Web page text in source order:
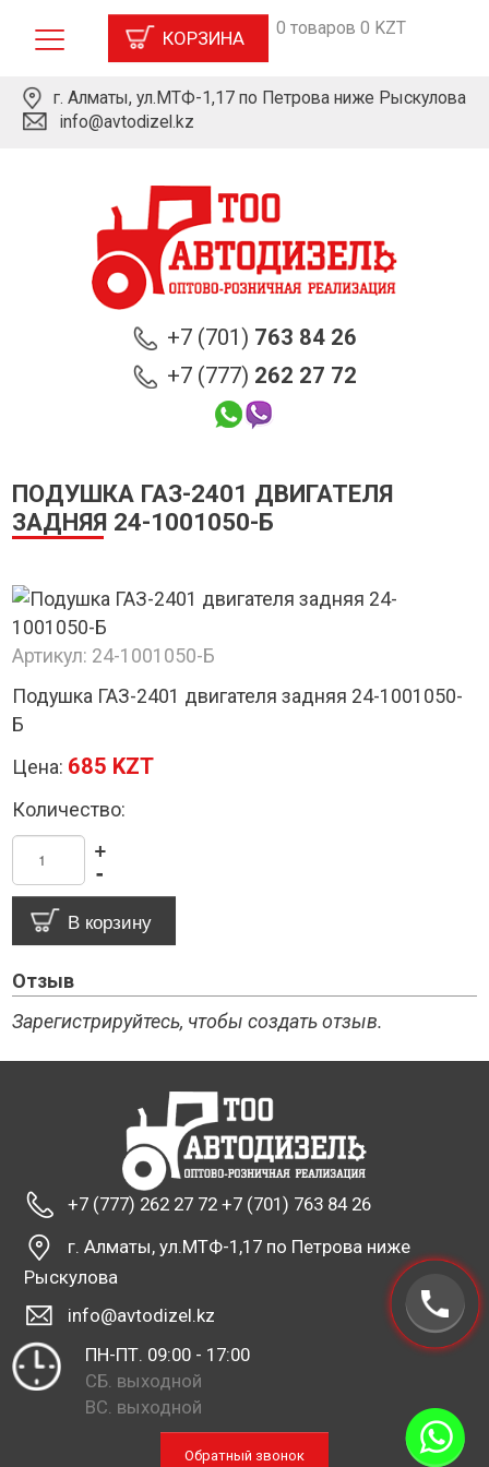
КОРЗИНА 0 товаров 0 KZT
г. Алматы, ул.МТФ-1,17 по Петрова ниже Рыскулова
info@avtodizel.kz
+7 (701) 763 84 26
+7 (777) 262 27 72
ПОДУШКА ГАЗ-2401 ДВИГАТЕЛЯ
ЗАДНЯЯ 24-1001050-Б
Артикул: 24-1001050-Б
Подушка ГАЗ-2401 двигателя задняя 24-1001050-
Б
Цена: 685 KZT
Количество:
-
+
Отзыв
Зарегистрируйтесь, чтобы создать отзыв.
+7 (777) 262 27 72 +7 (701) 763 84 26
г. Алматы, ул.МТФ-1,17 по Петрова ниже
Рыскулова
info@avtodizel.kz
ПН-ПТ. 09:00 - 17:00
СБ. выходной
ВС. выходной
Обратный звонок